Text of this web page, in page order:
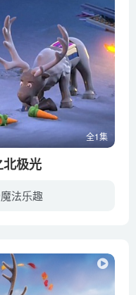
全1集
极光
法乐趣